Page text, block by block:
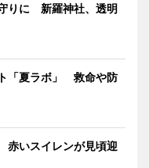
りに 新羅神社、透明
「夏ラボ」 救命や防
いスイレンが見頃迎